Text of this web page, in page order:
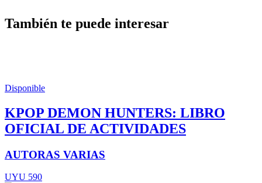
También te puede interesar
Disponible
KPOP DEMON HUNTERS: LIBRO
OFICIAL DE ACTIVIDADES
AUTORAS VARIAS
UYU 590